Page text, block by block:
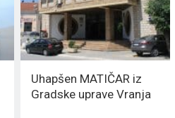
Uhapšen MATIČAR iz
Gradske uprave Vranja